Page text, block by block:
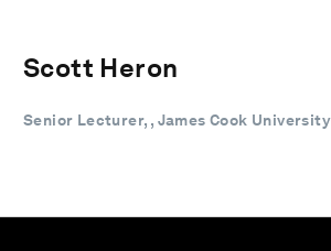
Scott Heron
Senior Lecturer, , James Cook University